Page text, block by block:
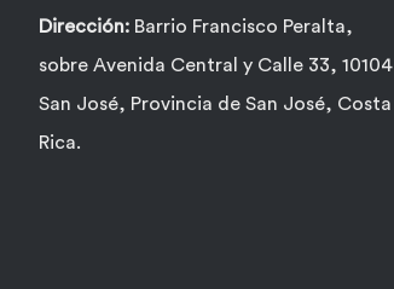
Dirección: Barrio Francisco Peralta,
sobre Avenida Central y Calle 33, 10104
San José, Provincia de San José, Costa
Rica.